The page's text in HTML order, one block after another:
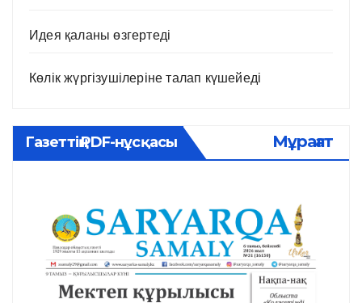
Идея қаланы өзгертеді
Көлік жүргізушілеріне талап күшейеді
Газеттің PDF-нұсқасы Мұрағат